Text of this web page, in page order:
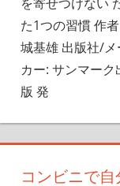
た1つの習慣 作
城基雄 出版社/メ
カー: サンマーク
版 発
コンビニで